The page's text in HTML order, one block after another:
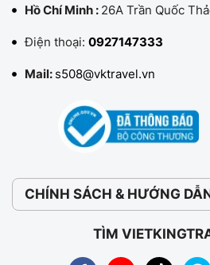
Hồ Chí Minh : 26A Trần Quốc
Điện thoại: 0927147333
Mail: s508@vktravel.vn
CHÍNH SÁCH & HƯỚNG
TÌM